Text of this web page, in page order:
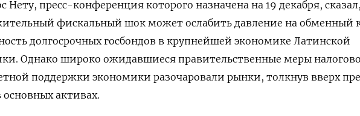
Нету, пресс-конференция которого назначена на 19 декабря,
фискальный шок может ослабить давление на обменный
долгосрочных госбондов в крупнейшей экономике Латинской
Однако широко ожидавшиеся правительственные меры
поддержки экономики разочаровали рынки, толкнув вверх
основных активах.